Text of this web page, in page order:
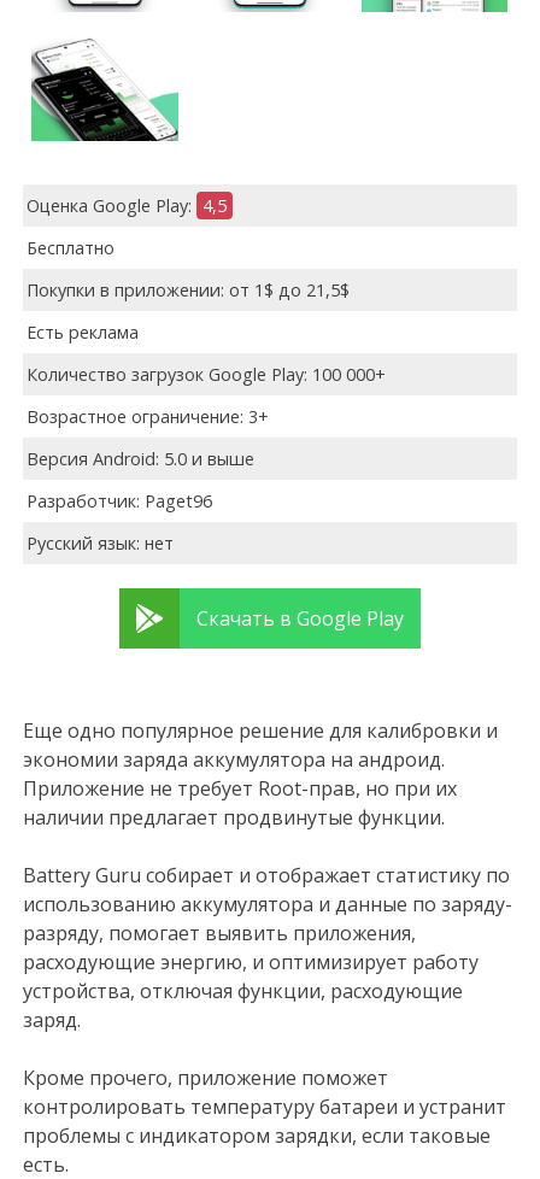
Оценка Google Play: 4,5
Бесплатно
Покупки в приложении: от 1$ до 21,5$
Есть реклама
Количество загрузок Google Play: 100 000+
Возрастное ограничение: 3+
Версия Android: 5.0 и выше
Разработчик: Paget96
Русский язык: нет
Скачать в Google Play
Еще одно популярное решение для калибровки и
экономии заряда аккумулятора на андроид.
Приложение не требует Root-прав, но при их
наличии предлагает продвинутые функции.
Battery Guru собирает и отображает статистику по
использованию аккумулятора и данные по заряду-
разряду, помогает выявить приложения,
расходующие энергию, и оптимизирует работу
устройства, отключая функции, расходующие
заряд.
Кроме прочего, приложение поможет
контролировать температуру батареи и устранит
проблемы с индикатором зарядки, если таковые
есть.